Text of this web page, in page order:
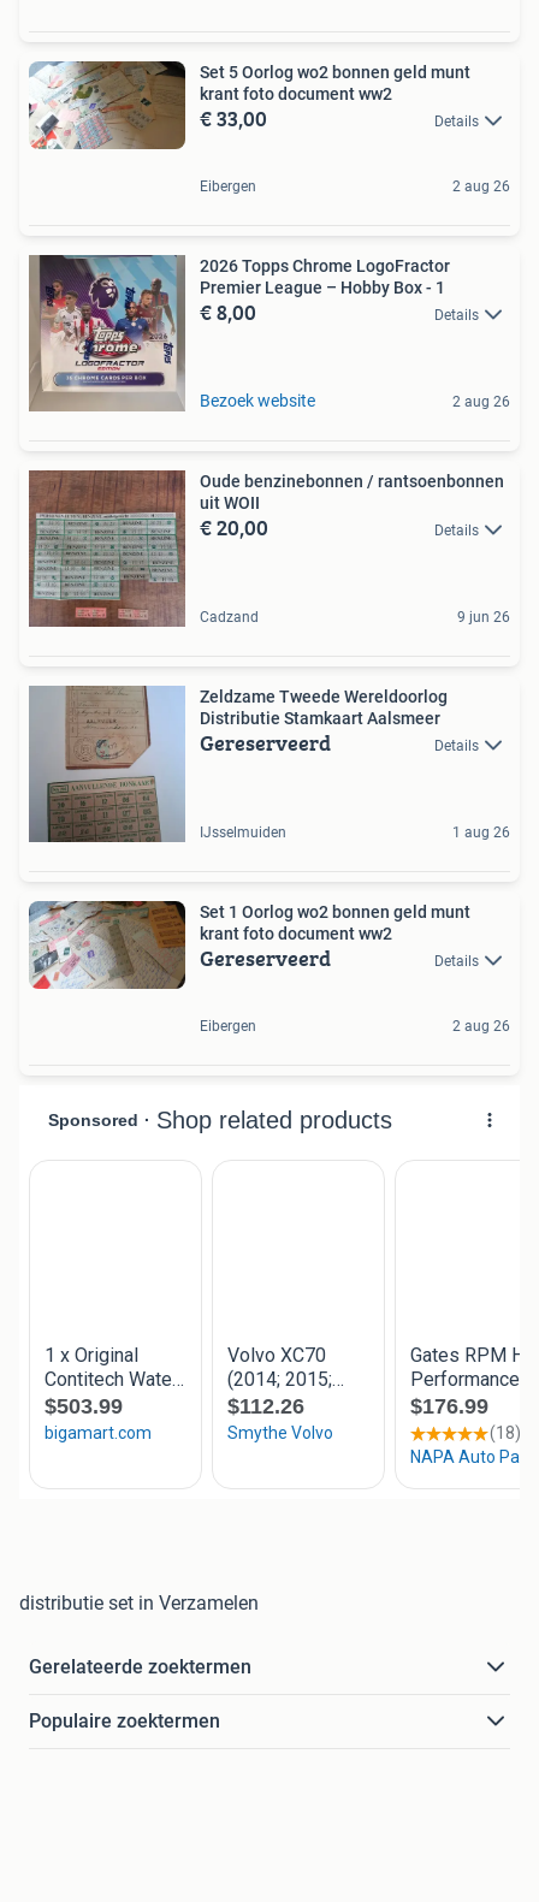
Set 5 Oorlog wo2 bonnen geld munt
krant foto document ww2
€ 33,00 Details
Eibergen 2 aug 26
2026 Topps Chrome LogoFractor
Premier League – Hobby Box - 1
€ 8,00 Details
Bezoek website 2 aug 26
Oude benzinebonnen / rantsoenbonnen
uit WOII
€ 20,00 Details
Cadzand 9 jun 26
Zeldzame Tweede Wereldoorlog
Distributie Stamkaart Aalsmeer
Gereserveerd Details
IJsselmuiden 1 aug 26
Set 1 Oorlog wo2 bonnen geld munt
krant foto document ww2
Gereserveerd Details
Eibergen 2 aug 26
distributie set in Verzamelen
Gerelateerde zoektermen
Populaire zoektermen